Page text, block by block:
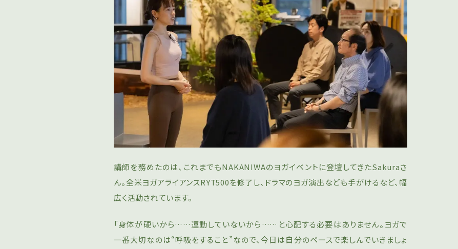
講師を務めたのは、これまでもNAKANIWAのヨガイベントに登壇してきたSakuraさ
ん。全米ヨガアライアンスRYT500を修了し、ドラマのヨガ演出なども手がけるなど、幅
広く活動されています。
「身体が硬いから……運動していないから……と心配する必要はありません。ヨガで
一番大切なのは“呼吸をすること”なので、今日は自分のペースで楽しんでいきましょ